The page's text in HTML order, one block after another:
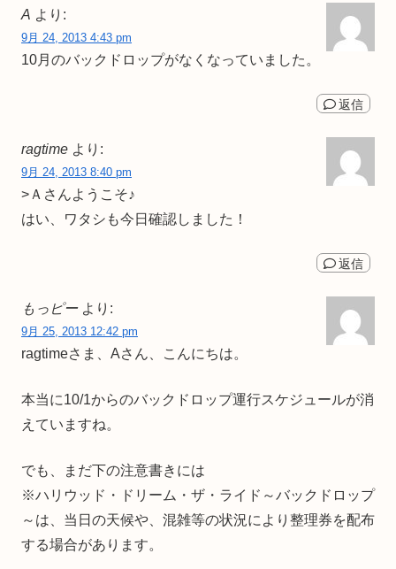
A より:
9月 24, 2013 4:43 pm
10月のバックドロップがなくなっていました。
返信
ragtime より:
9月 24, 2013 8:40 pm
>Ａさんようこそ♪
はい、ワタシも今日確認しました！
返信
もっピー より:
9月 25, 2013 12:42 pm
ragtimeさま、Aさん、こんにちは。
本当に10/1からのバックドロップ運行スケジュールが消
えていますね。
でも、まだ下の注意書きには
※ハリウッド・ドリーム・ザ・ライド～バックドロップ
～は、当日の天候や、混雑等の状況により整理券を配布
する場合があります。